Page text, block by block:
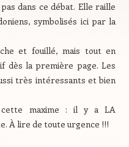
dans ce débat. Elle raille
symbolisés ici par la
et fouillé, mais tout en
dès la première page. Les
très intéressants et bien
cette maxime : il y a LA
À lire de toute urgence !!!